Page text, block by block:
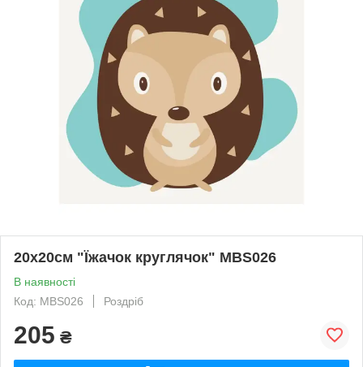
20x20см "Їжачок круглячок" MBS026
В наявності
Код: MBS026
Роздріб
205 ₴